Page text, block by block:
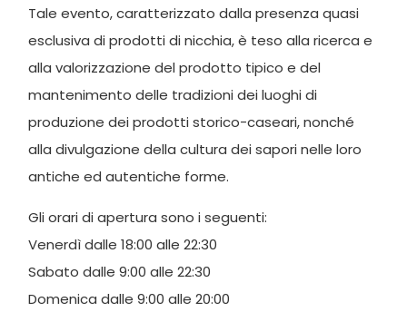
Tale evento, caratterizzato dalla presenza quasi
esclusiva di prodotti di nicchia, è teso alla ricerca e
alla valorizzazione del prodotto tipico e del
mantenimento delle tradizioni dei luoghi di
produzione dei prodotti storico-caseari, nonché
alla divulgazione della cultura dei sapori nelle loro
antiche ed autentiche forme.
Gli orari di apertura sono i seguenti:
Venerdì dalle 18:00 alle 22:30
Sabato dalle 9:00 alle 22:30
Domenica dalle 9:00 alle 20:00